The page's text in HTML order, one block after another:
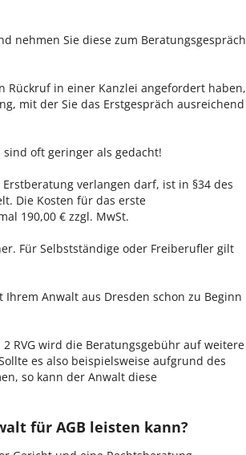
nehmen Sie diese zum Beratungsgespräch
Rückruf in einer Kanzlei angefordert haben,
mit der Sie das Erstgespräch ausreichend
sind oft geringer als gedacht!
verlangen darf, ist in §34 des
Die Kosten für das erste
190,00 € zzgl. MwSt.
Für Selbstständige oder Freiberufler gilt
Anwalt aus Dresden schon zu Beginn
RVG wird die Beratungsgebühr auf weitere
es also beispielsweise aufgrund des
so kann der Anwalt diese
für AGB leisten kann?